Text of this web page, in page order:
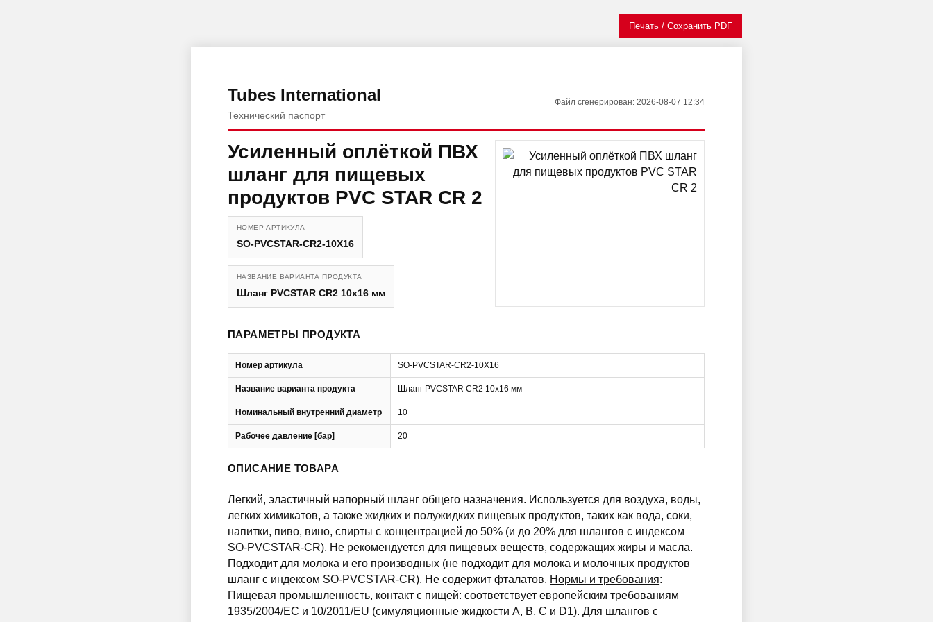
Печать / Сохранить PDF
Tubes International
Технический паспорт
Файл сгенерирован: 2026-08-07 12:34
Усиленный оплёткой ПВХ
шланг для пищевых
продуктов PVC STAR CR 2
НОМЕР АРТИКУЛА
SO-PVCSTAR-CR2-10X16
НАЗВАНИЕ ВАРИАНТА ПРОДУКТА
Шланг PVCSTAR CR2 10x16 мм
ПАРАМЕТРЫ ПРОДУКТА
Номер артикула SO-PVCSTAR-CR2-10X16
Название варианта продукта Шланг PVCSTAR CR2 10x16 мм
Номинальный внутренний диаметр 10
Рабочее давление [бар] 20
ОПИСАНИЕ ТОВАРА
Легкий, эластичный напорный шланг общего назначения. Используется для воздуха, воды,
легких химикатов, а также жидких и полужидких пищевых продуктов, таких как вода, соки,
напитки, пиво, вино, спирты с концентрацией до 50% (и до 20% для шлангов с индексом
SO-PVCSTAR-CR). Не рекомендуется для пищевых веществ, содержащих жиры и масла.
Подходит для молока и его производных (не подходит для молока и молочных продуктов
шланг с индексом SO-PVCSTAR-CR). Не содержит фталатов. Нормы и требования:
Пищевая промышленность, контакт с пищей: соответствует европейским требованиям
1935/2004/EC и 10/2011/EU (симуляционные жидкости A, B, C и D1). Для шлангов с